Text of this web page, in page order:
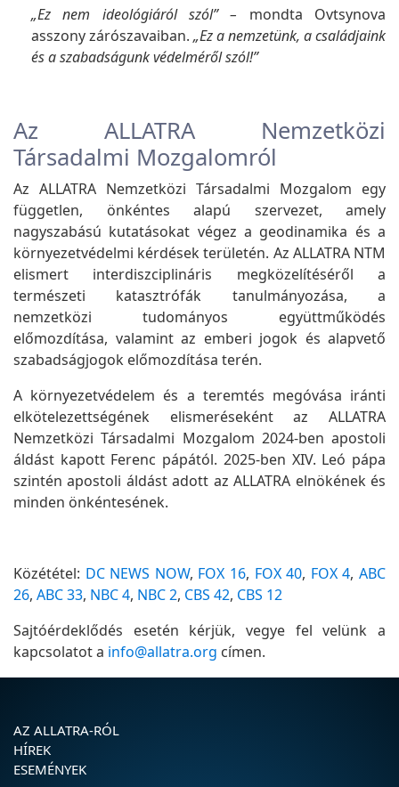
„Ez nem ideológiáról szól” – mondta Ovtsynova
asszony zárószavaiban. „Ez a nemzetünk, a családjaink
és a szabadságunk védelméről szól!”
Az ALLATRA Nemzetközi
Társadalmi Mozgalomról
Az ALLATRA Nemzetközi Társadalmi Mozgalom egy
független, önkéntes alapú szervezet, amely
nagyszabású kutatásokat végez a geodinamika és a
környezetvédelmi kérdések területén. Az ALLATRA NTM
elismert interdiszciplináris megközelítéséről a
természeti katasztrófák tanulmányozása, a
nemzetközi tudományos együttműködés
előmozdítása, valamint az emberi jogok és alapvető
szabadságjogok előmozdítása terén.
A környezetvédelem és a teremtés megóvása iránti
elkötelezettségének elismeréseként az ALLATRA
Nemzetközi Társadalmi Mozgalom 2024-ben apostoli
áldást kapott Ferenc pápától. 2025-ben XIV. Leó pápa
szintén apostoli áldást adott az ALLATRA elnökének és
minden önkéntesének.
Közététel: DC NEWS NOW, FOX 16, FOX 40, FOX 4,ABC
26, ABC 33, NBC 4, NBC 2, CBS 42, CBS 12
Sajtóérdeklődés esetén kérjük, vegye fel velünk a
kapcsolatot a info@allatra.org címen.
AZ ALLATRA-RÓL
HÍREK
ESEMÉNYEK